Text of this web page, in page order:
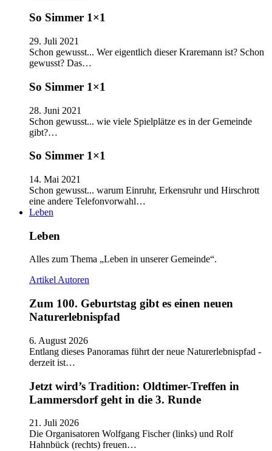
So Simmer 1×1
29. Juli 2021
Schon gewusst... Wer eigentlich dieser Kraremann ist? Schon
gewusst? Das…
So Simmer 1×1
28. Juni 2021
Schon gewusst... wie viele Spielplätze es in der Gemeinde
gibt?…
So Simmer 1×1
14. Mai 2021
Schon gewusst... warum Einruhr, Erkensruhr und Hirschrott
eine andere Telefonvorwahl…
Leben
Leben
Alles zum Thema „Leben in unserer Gemeinde“.
ArtikelAutoren
Zum 100. Geburtstag gibt es einen neuen
Naturerlebnispfad
6. August 2026
Entlang dieses Panoramas führt der neue Naturerlebnispfad -
derzeit ist…
Jetzt wird’s Tradition: Oldtimer-Treffen in
Lammersdorf geht in die 3. Runde
21. Juli 2026
Die Organisatoren Wolfgang Fischer (links) und Rolf
Hahnbück (rechts) freuen…